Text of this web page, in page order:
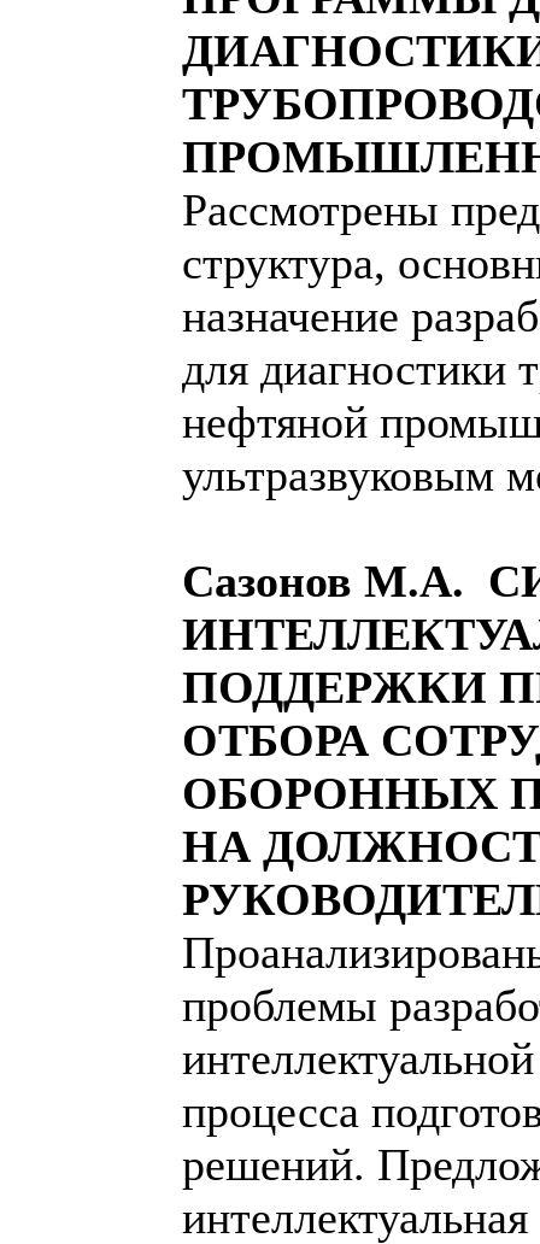
Рассмотрены
структура,
назначение
для диагностики
нефтяной
ультразвуковым
Сазонов М.А.
ПОДДЕРЖКИ
ОТБОРА
ОБОРОННЫХ
НА
проблемы
процесса
решений.